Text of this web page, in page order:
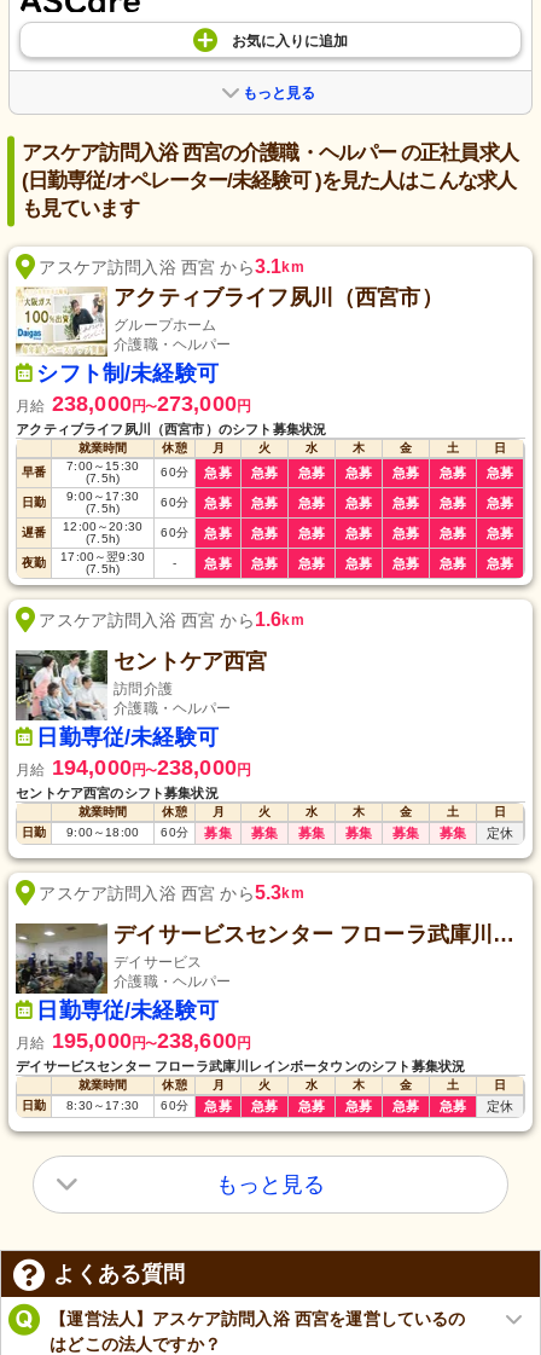
お気に入り に追加
もっと見る
アスケア訪問入浴 西宮の介護職・ヘルパー の正社員求人
(日勤専従/オペレーター/未経験可 )を見た人はこんな求人
も見ています
アスケア訪問入浴 西宮 から3.1km
アクティブライフ夙川（西宮市）
グループホーム
介護職・ヘルパー
シフト制/未経験可
月給 238,000円〜273,000円
アクティブライフ夙川（西宮市）のシフト募集状況
就業時間 休憩 月 火 水 木 金 土
日
早番
7:00～ 15:30
(7.5h)
60分 急募 急募 急募 急募 急募 急募 急募
日勤 9:00～ 17:30
(7.5h)
60分 急募 急募 急募 急募 急募 急募 急募
遅番 12:00～20:30
(7.5h)
60分 急募 急募 急募 急募 急募 急募 急募
夜勤 17:00～翌9:30
(7.5h)
- 急募 急募 急募 急募 急募 急募 急募
アスケア訪問入浴 西宮 から1.6km
セントケア西宮
訪問介護
介護職・ヘルパー
日勤専従/未経験可
月給 194,000円〜238,000円
セントケア西宮のシフト募集状況
就業時間 休憩 月 火 水 木 金 土
日
日勤
9:00～ 18:00 60分 募集 募集 募集 募集 募集 募集 定休
アスケア訪問入浴 西宮 から5.3km
デイサービスセンター フローラ武庫川レインボータウン
デイサービス
介護職・ヘルパー
日勤専従/未経験可
月給 195,000円〜238,600円
デイサービスセンター フローラ武庫川レインボータウンのシフト募集状況
就業時間 休憩 月 火 水 木 金 土
日
日勤
8:30～ 17:30 60分 急募 急募 急募 急募 急募 急募 定休
もっと見る
よくある質問
【運営法人】アスケア訪問入浴 西宮を運営しているの
はどこの法人ですか？